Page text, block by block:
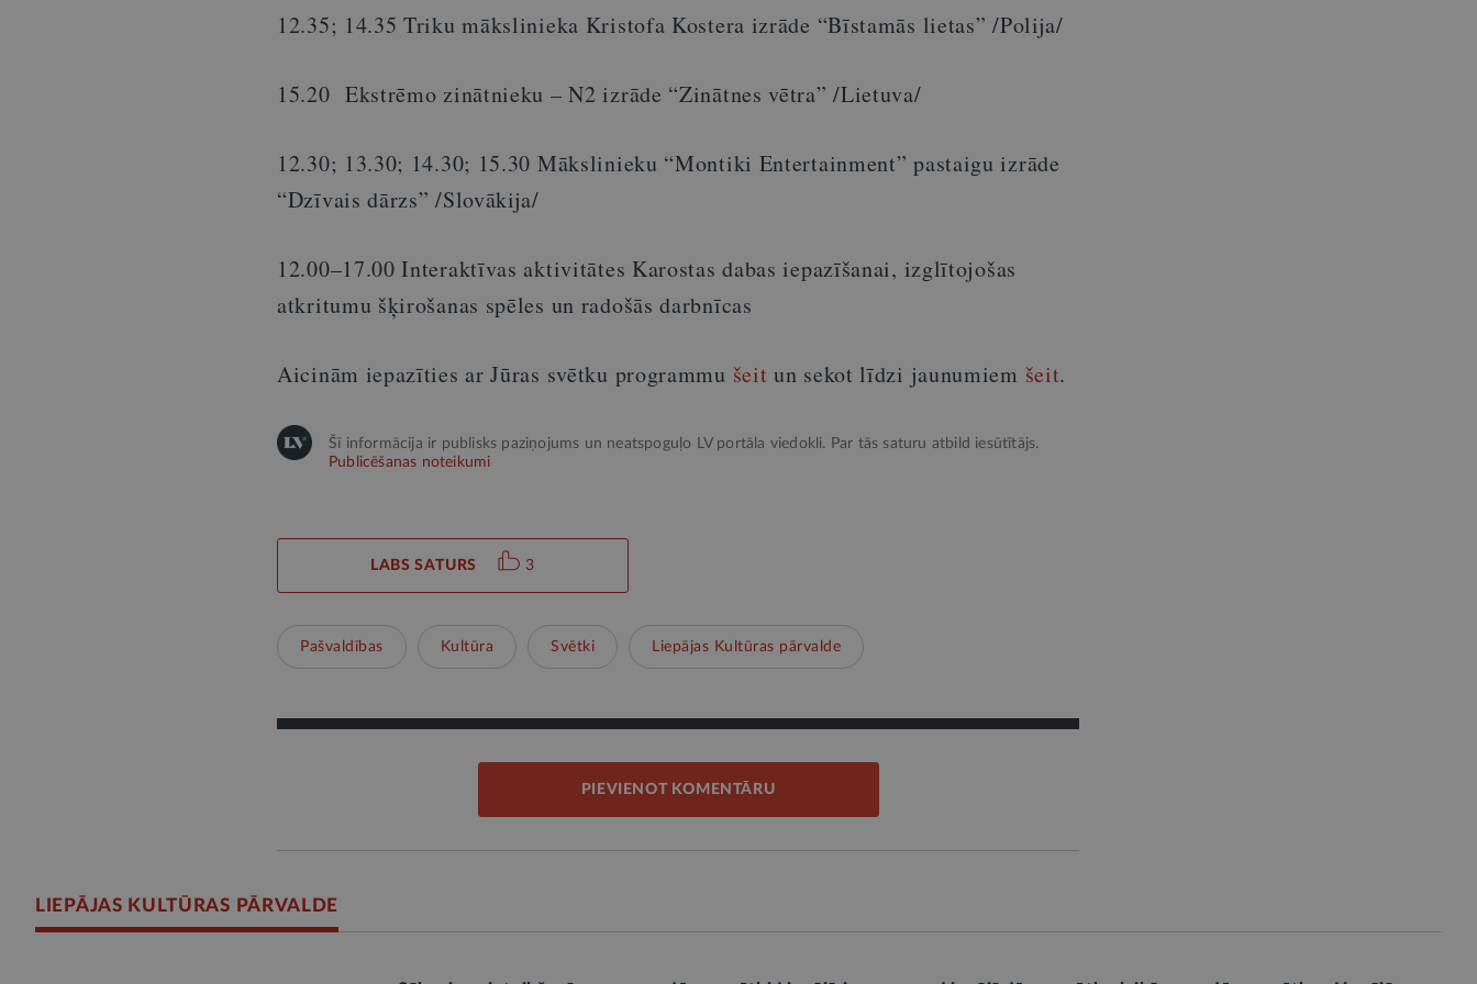
12.35; 14.35 Triku mākslinieka Kristofa Kostera izrāde “Bīstamās lietas” /Polija/
15.20 Ekstrēmo zinātnieku – N2 izrāde “Zinātnes vētra” /Lietuva/
12.30; 13.30; 14.30; 15.30 Mākslinieku “Montiki Entertainment” pastaigu izrāde
“Dzīvais dārzs” /Slovākija/
12.00–17.00 Interaktīvas aktivitātes Karostas dabas iepazīšanai, izglītojošas
atkritumu šķirošanas spēles un radošās darbnīcas
Aicinām iepazīties ar Jūras svētku programmu šeit un sekot līdzi jaunumiem šeit.
Šī informācija ir publisks paziņojums un neatspoguļo LV portāla viedokli. Par tās saturu atbild iesūtītājs.
Publicēšanas noteikumi
LABS SATURS 3
Pašvaldības Kultūra Svētki Liepājas Kultūras pārvalde
PIEVIENOT KOMENTĀRU
LIEPĀJAS KULTŪRAS PĀRVALDE